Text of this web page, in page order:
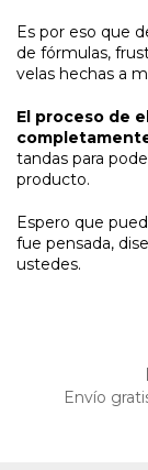
Es por eso que
de fórmulas,
velas hechas a
El proceso de
tandas para
producto.
Espero que
fue pensada,
ustedes.
Envío